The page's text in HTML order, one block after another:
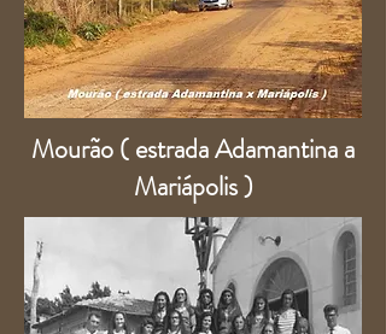
Mourão ( estrada Adamantina a
Mariápolis )